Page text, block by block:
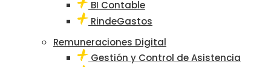
BI Contable
RindeGastos
Remuneraciones Digital
Gestión y Control de Asistencia